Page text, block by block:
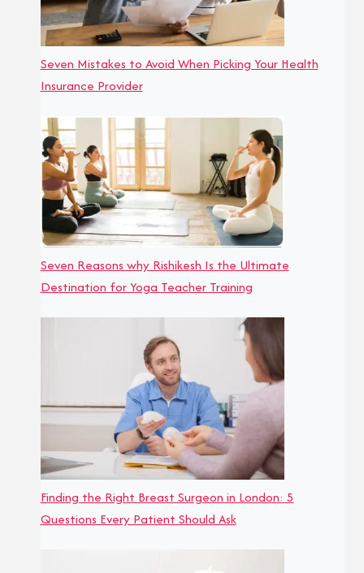
Seven Mistakes to Avoid When Picking Your Health
Insurance Provider
Seven Reasons why Rishikesh Is the Ultimate
Destination for Yoga Teacher Training
Finding the Right Breast Surgeon in London: 5
Questions Every Patient Should Ask